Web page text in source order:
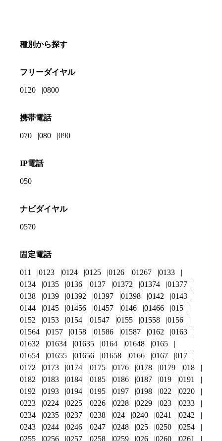
種別から探す
フリーダイヤル
0120 0800
携帯電話
070 080 090
IP電話
050
ナビダイヤル
0570
固定電話
011 0123 0124 0125 0126 01267
0133
0134
0135 0136 0137 01372 01374
01377
0138
0139 01392 01397 01398 0142
0143
0144
0145 01456 01457 0146 01466
015
0152
0153 0154 01547 0155 01558
0156
01564
0157 0158 01586 01587 0162
0163
01632
01634 01635 0164 01648
0165
01654
01655 01656 01658 0166 0167
017
0172
0173 0174 0175 0176 0178 0179
018
0182
0183 0184 0185 0186 0187 019
0191
0192
0193 0194 0195 0197 0198 022
0220
0223
0224 0225 0226 0228 0229 023
0233
0234
0235 0237 0238 024 0240 0241
0242
0243
0244 0246 0247 0248 025 0250
0254
0255
0256 0257 0258 0259 026 0260 0261